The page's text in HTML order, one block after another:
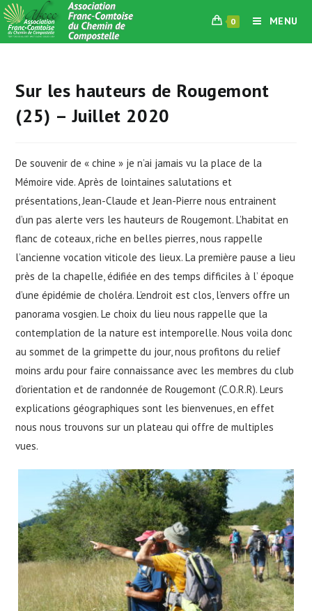
Skip
to
content
0 MENU
Sur les hauteurs de Rougemont
(25) – Juillet 2020
De souvenir de « chine » je n’ai jamais vu la place de la
Mémoire vide. Après de lointaines salutations et
présentations, Jean-Claude et Jean-Pierre nous entrainent
d’un pas alerte vers les hauteurs de Rougemont. L’habitat en
flanc de coteaux, riche en belles pierres, nous rappelle
l’ancienne vocation viticole des lieux. La première pause a lieu
près de la chapelle, édifiée en des temps difficiles à l’ époque
d’une épidémie de choléra. L’endroit est clos, l’envers offre un
panorama vosgien. Le choix du lieu nous rappelle que la
contemplation de la nature est intemporelle. Nous voila donc
au sommet de la grimpette du jour, nous profitons du relief
moins ardu pour faire connaissance avec les membres du club
d’orientation et de randonnée de Rougemont (C.O.R.R). Leurs
explications géographiques sont les bienvenues, en effet
nous nous trouvons sur un plateau qui offre de multiples
vues.